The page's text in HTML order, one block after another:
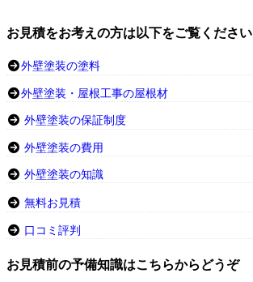
お見積をお考えの方は以下をご覧ください
外壁塗装の塗料
外壁塗装・屋根工事の屋根材
外壁塗装の保証制度
外壁塗装の費用
外壁塗装の知識
無料お見積
口コミ評判
お見積前の予備知識はこちらからどうぞ